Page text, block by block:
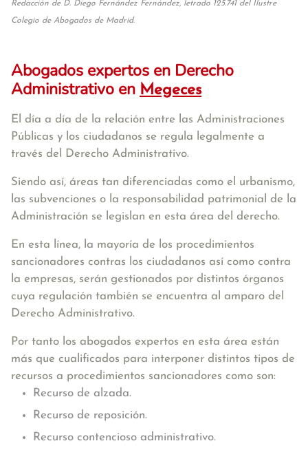
Redacción de D. Diego Fernández Fernández, letrado 125.741 del Ilustre
Colegio de Abogados de Madrid.
Abogados expertos en Derecho
Administrativo en Megeces
El día a día de la relación entre las Administraciones
Públicas y los ciudadanos se regula legalmente a
través del Derecho Administrativo.
Siendo así, áreas tan diferenciadas como el urbanismo,
las subvenciones o la responsabilidad patrimonial de la
Administración se legislan en esta área del derecho.
En esta línea, la mayoría de los procedimientos
sancionadores contras los ciudadanos así como contra
la empresas, serán gestionados por distintos órganos
cuya regulación también se encuentra al amparo del
Derecho Administrativo.
Por tanto los abogados expertos en esta área están
más que cualificados para interponer distintos tipos de
recursos a procedimientos sancionadores como son:
Recurso de alzada.
Recurso de reposición.
Recurso contencioso administrativo.